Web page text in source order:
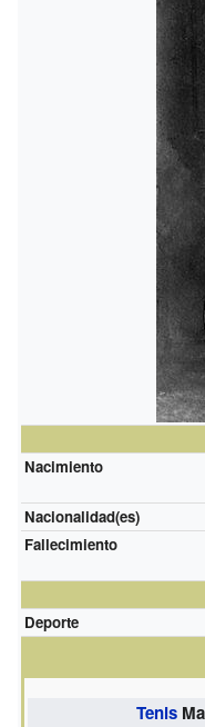
Nacimiento
Nacionalidad(es)
Fallecimiento
Deporte
Tenis